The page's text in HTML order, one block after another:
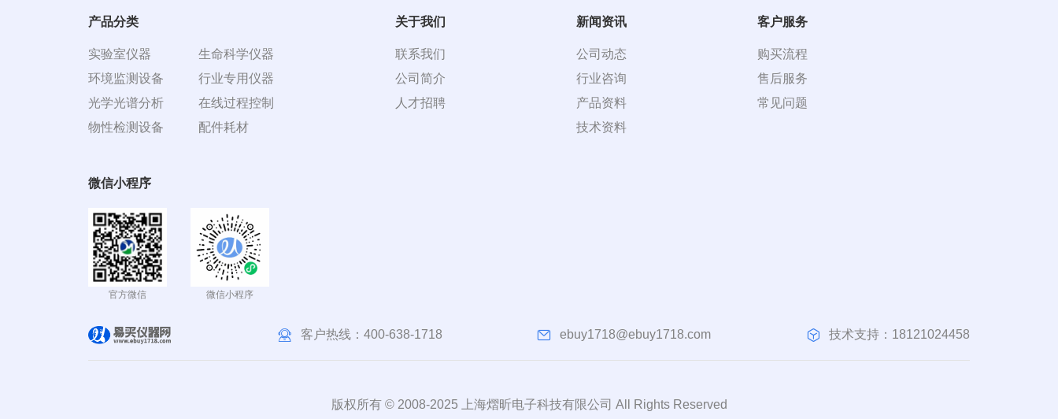
产品分类
实验室仪器
环境监测设备
光学光谱分析
物性检测设备
生命科学仪器
行业专用仪器
在线过程控制
配件耗材
关于我们
联系我们
公司简介
人才招聘
新闻资讯
公司动态
行业咨询
产品资料
技术资料
客户服务
购买流程
售后服务
常见问题
微信小程序
官方微信 微信小程序
客户热线： 400-638-1718 ebuy1718@ebuy1718.com 技术支持：18121024458
版权所有 © 2008-2025 上海熠昕电子科技有限公司 All Rights Reserved